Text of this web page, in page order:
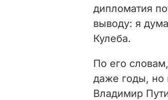
дипломатия
выводу: я
Кулеба.
По его
даже годы, но
Владимир